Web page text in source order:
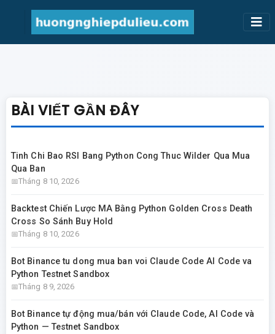
BÀI VIẾT GẦN ĐÂY
Tinh Chi Bao RSI Bang Python Cong Thuc Wilder Qua Mua
Qua Ban
Tháng 8 10, 2026
Backtest Chiến Lược MA Bằng Python Golden Cross Death
Cross So Sánh Buy Hold
Tháng 8 10, 2026
Bot Binance tu dong mua ban voi Claude Code AI Code va
Python Testnet Sandbox
Tháng 8 9, 2026
Bot Binance tự động mua/bán với Claude Code, AI Code và
Python — Testnet Sandbox